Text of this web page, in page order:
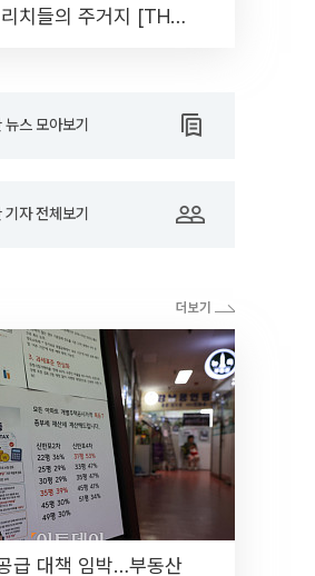
치들의 주거지 [THE
스 모아보기
자 전체보기
급 대책 임박…부동산